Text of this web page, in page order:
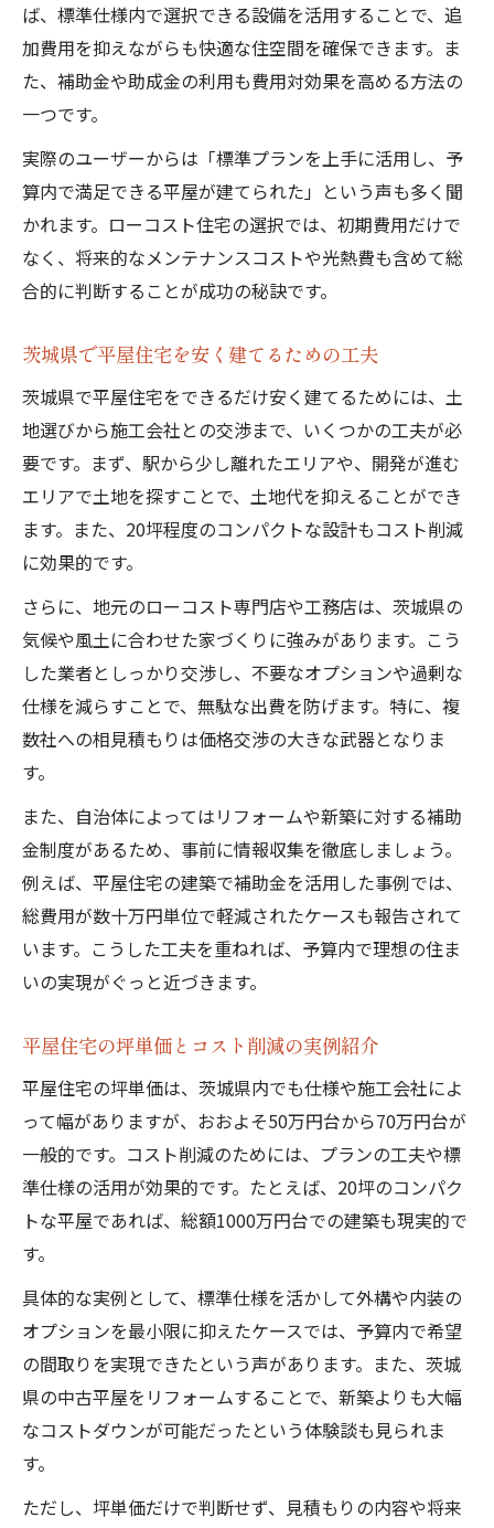
ば、標準仕様内で選択できる設備を活用することで、追
加費用を抑えながらも快適な住空間を確保できます。ま
た、補助金や助成金の利用も費用対効果を高める方法の
一つです。
実際のユーザーからは「標準プランを上手に活用し、予
算内で満足できる平屋が建てられた」という声も多く聞
かれます。ローコスト住宅の選択では、初期費用だけで
なく、将来的なメンテナンスコストや光熱費も含めて総
合的に判断することが成功の秘訣です。
茨城県で平屋住宅を安く建てるための工夫
茨城県で平屋住宅をできるだけ安く建てるためには、土
地選びから施工会社との交渉まで、いくつかの工夫が必
要です。まず、駅から少し離れたエリアや、開発が進む
エリアで土地を探すことで、土地代を抑えることができ
ます。また、20坪程度のコンパクトな設計もコスト削減
に効果的です。
さらに、地元のローコスト専門店や工務店は、茨城県の
気候や風土に合わせた家づくりに強みがあります。こう
した業者としっかり交渉し、不要なオプションや過剰な
仕様を減らすことで、無駄な出費を防げます。特に、複
数社への相見積もりは価格交渉の大きな武器となりま
す。
また、自治体によってはリフォームや新築に対する補助
金制度があるため、事前に情報収集を徹底しましょう。
例えば、平屋住宅の建築で補助金を活用した事例では、
総費用が数十万円単位で軽減されたケースも報告されて
います。こうした工夫を重ねれば、予算内で理想の住ま
いの実現がぐっと近づきます。
平屋住宅の坪単価とコスト削減の実例紹介
平屋住宅の坪単価は、茨城県内でも仕様や施工会社によ
って幅がありますが、おおよそ50万円台から70万円台が
一般的です。コスト削減のためには、プランの工夫や標
準仕様の活用が効果的です。たとえば、20坪のコンパク
トな平屋であれば、総額1000万円台での建築も現実的で
す。
具体的な実例として、標準仕様を活かして外構や内装の
オプションを最小限に抑えたケースでは、予算内で希望
の間取りを実現できたという声があります。また、茨城
県の中古平屋をリフォームすることで、新築よりも大幅
なコストダウンが可能だったという体験談も見られま
す。
ただし、坪単価だけで判断せず、見積もりの内容や将来